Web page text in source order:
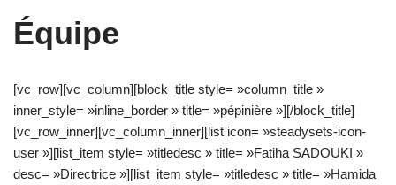
Équipe
[vc_row][vc_column][block_title style= »column_title »
inner_style= »inline_border » title= »pépinière »][/block_title]
[vc_row_inner][vc_column_inner][list icon= »steadysets-icon-
user »][list_item style= »titledesc » title= »Fatiha SADOUKI »
desc= »Directrice »][list_item style= »titledesc » title= »Hamida